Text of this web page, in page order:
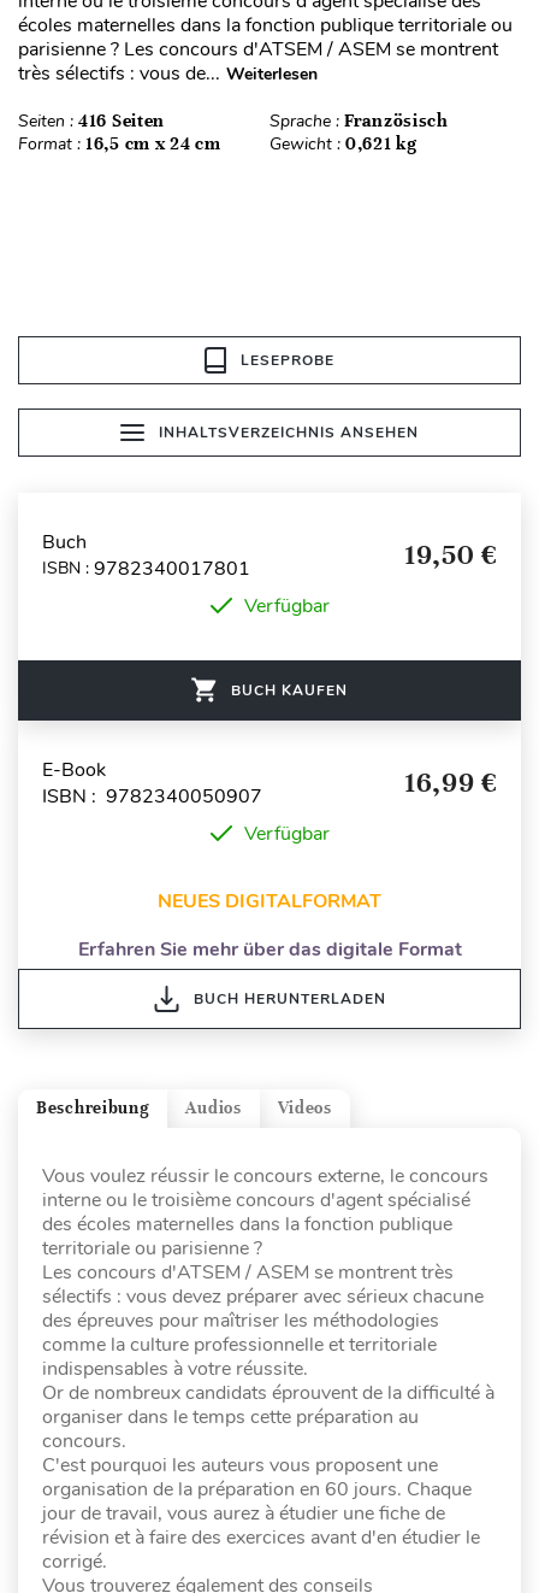
écoles maternelles dans la fonction publique territoriale ou
parisienne ? Les concours d'ATSEM / ASEM se montrent
très sélectifs : vous de... Weiterlesen
Seiten : 416 Seiten Sprache : Französisch
Format : 16,5 cm x 24 cm Gewicht : 0,621 kg
LESEPROBE
INHALTSVERZEICHNIS ANSEHEN
Buch
ISBN : 9782340017801 19,50 €
Verfügbar
BUCH KAUFEN
E-Book
ISBN : 9782340050907
16,99 €
Verfügbar
NEUES DIGITALFORMAT
Erfahren Sie mehr über das digitale Format
BUCH HERUNTERLADEN
Videos
Audios
Beschreibung
Vous voulez réussir le concours externe, le concours
interne ou le troisième concours d'agent spécialisé
des écoles maternelles dans la fonction publique
territoriale ou parisienne ?
Les concours d'ATSEM / ASEM se montrent très
sélectifs : vous devez préparer avec sérieux chacune
des épreuves pour maîtriser les méthodologies
comme la culture professionnelle et territoriale
indispensables à votre réussite.
Or de nombreux candidats éprouvent de la difficulté à
organiser dans le temps cette préparation au
concours.
C'est pourquoi les auteurs vous proposent une
organisation de la préparation en 60 jours. Chaque
jour de travail, vous aurez à étudier une fiche de
révision et à faire des exercices avant d'en étudier le
corrigé.
Vous trouverez également des conseils